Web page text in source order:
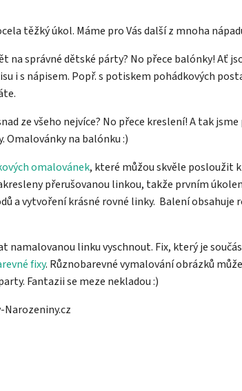
těžký úkol. Máme pro Vás další z mnoha
na správné dětské párty? No přece balónky! Ať
i s nápisem. Popř. s potiskem pohádkových
ze všeho nejvíce? No přece kreslení! A tak
Omalovánky na balónku :)
omalovánek, které můžou skvěle posloužit
přerušovanou linkou, takže prvním
a vytvoření krásné rovné linky. Balení obsahuje
namalovanou linku vyschnout. Fix, který je
fixy. Různobarevné vymalování obrázků
Fantazii se meze nekladou :)